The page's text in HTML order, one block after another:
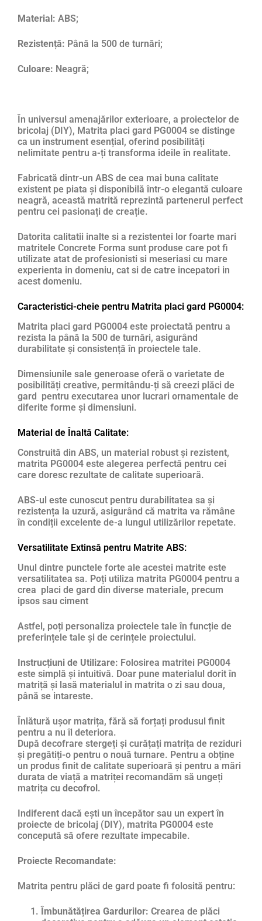
Material: ABS;
Rezistență: Până la 500 de turnări;
Culoare: Neagră;
În universul amenajărilor exterioare, a proiectelor de
bricolaj (DIY), Matrita placi gard PG0004 se distinge
ca un instrument esențial, oferind posibilități
nelimitate pentru a-ți transforma ideile în realitate.
Fabricată dintr-un ABS de cea mai buna calitate
existent pe piata și disponibilă într-o elegantă culoare
neagră, această matrită reprezintă partenerul perfect
pentru cei pasionați de creație.
Datorita calitatii inalte si a rezistentei lor foarte mari
matritele Concrete Forma sunt produse care pot fi
utilizate atat de profesionisti si meseriasi cu mare
experienta in domeniu, cat si de catre incepatori in
acest domeniu.
Caracteristici-cheie pentru Matrita placi gard PG0004:
Matrita placi gard PG0004 este proiectată pentru a
rezista la până la 500 de turnări, asigurând
durabilitate și consistență în proiectele tale.
Dimensiunile sale generoase oferă o varietate de
posibilități creative, permitându-ți să creezi plăci de
gard pentru executarea unor lucrari ornamentale de
diferite forme și dimensiuni.
Material de Înaltă Calitate:
Construită din ABS, un material robust și rezistent,
matrita PG0004 este alegerea perfectă pentru cei
care doresc rezultate de calitate superioară.
ABS-ul este cunoscut pentru durabilitatea sa și
rezistența la uzură, asigurând că matrita va rămâne
în condiții excelente de-a lungul utilizărilor repetate.
Versatilitate Extinsă pentru Matrite ABS:
Unul dintre punctele forte ale acestei matrite este
versatilitatea sa. Poți utiliza matrita PG0004 pentru a
crea placi de gard din diverse materiale, precum
ipsos sau ciment
Astfel, poți personaliza proiectele tale în funcție de
preferințele tale și de cerințele proiectului.
Instrucțiuni de Utilizare: Folosirea matritei PG0004
este simplă și intuitivă. Doar pune materialul dorit în
matriță și lasă materialul in matrita o zi sau doua,
până se intareste.
Înlătură ușor matrița, fără să forțați produsul finit
pentru a nu îl deteriora.
După decofrare stergeți și curățați matrița de reziduri
și pregătiți-o pentru o nouă turnare. Pentru a obține
un produs finit de calitate superioară și pentru a mări
durata de viață a matriței recomandăm să ungeți
matrița cu decofrol.
Indiferent dacă ești un începător sau un expert în
proiecte de bricolaj (DIY), matrita PG0004 este
concepută să ofere rezultate impecabile.
Proiecte Recomandate:
Matrita pentru plăci de gard poate fi folosită pentru:
Îmbunătățirea Gardurilor: Crearea de plăci